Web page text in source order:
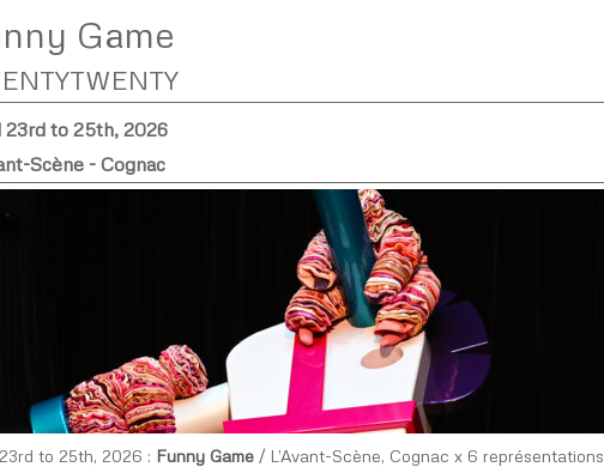
Game
23rd to 25th, 2026
Scène - Cognac
to 25th, 2026 : Funny Game / L’Avant-Scène, Cognac x 6 représentations